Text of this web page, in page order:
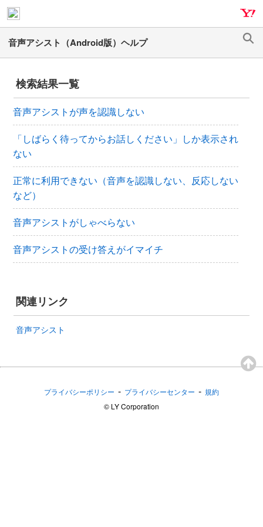
ナ
ビ
ゲ
ー
ョ
ン
へ
ス
ッ
プ
メ
イ
ン
コ
テ
ン
ツ
へ
キ
ッ
プ
検索結果一覧
音声アシストが声を認識しない
「しばらく待ってからお話しください」しか表示され
ない
正常に利用できない（音声を認識しない、反応しない
など）
音声アシストがしゃべらない
音声アシストの受け答えがイマイチ
関連リンク
音声アシスト
プライバシーポリシー - プライバシーセンター - 規約
©︎ LY Corporation